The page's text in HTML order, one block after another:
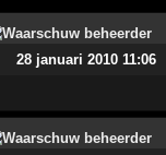
28 januari 2010 11:06